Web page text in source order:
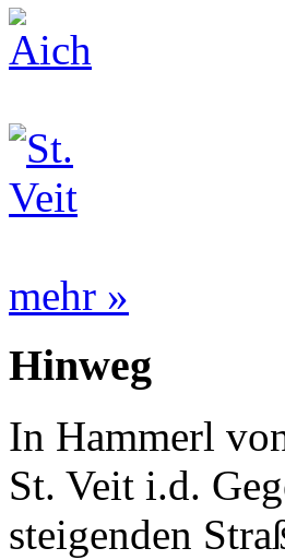
mehr »
Hinweg
In Hammerl
St. Veit i.d.
steigenden